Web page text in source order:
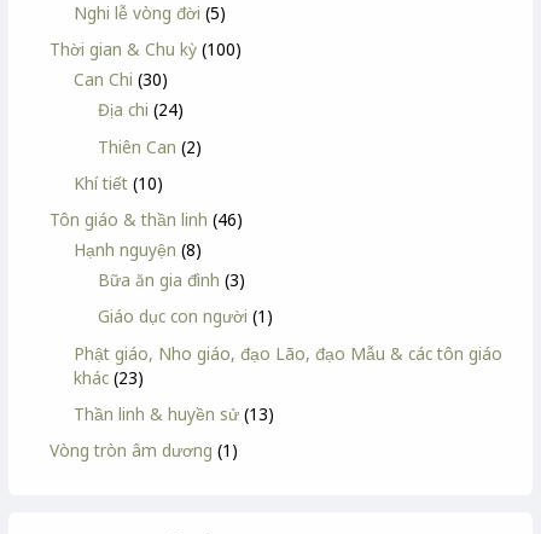
Nghi lễ vòng đời (5)
Thời gian & Chu kỳ (100)
Can Chi (30)
Địa chi (24)
Thiên Can (2)
Khí tiết (10)
Tôn giáo & thần linh (46)
Hạnh nguyện (8)
Bữa ăn gia đình (3)
Giáo dục con người (1)
Phật giáo, Nho giáo, đạo Lão, đạo Mẫu & các tôn giáo
khác (23)
Thần linh & huyền sử (13)
Vòng tròn âm dương (1)